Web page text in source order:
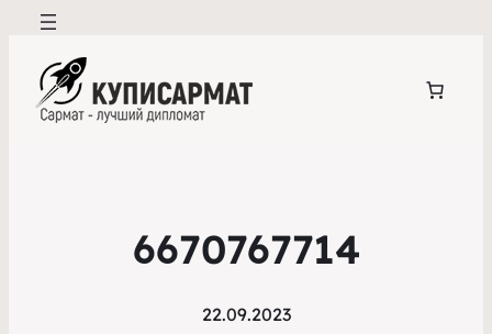
6670767714
22.09.2023